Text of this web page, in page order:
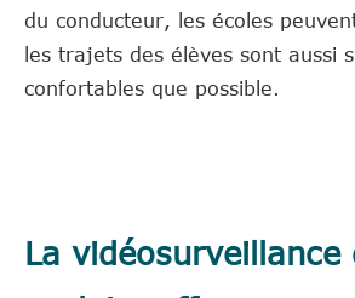
du conducteur, les écoles
les trajets des élèves sont aussi
confortables que possible.
La